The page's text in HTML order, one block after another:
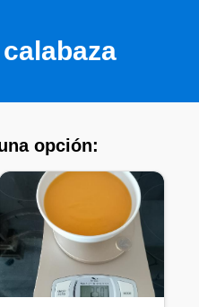
opción: